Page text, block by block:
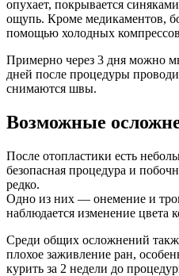
опухает, покрывается
ощупь. Кроме медикаментов,
помощью холодных
Примерно через 3 дня можно
дней после процедуры
снимаются швы.
Возможные
После отопластики есть
безопасная процедура и
редко.
Одно из них — онемение и
наблюдается изменение цвета
Среди общих осложнений
плохое заживление ран,
курить за 2 недели до